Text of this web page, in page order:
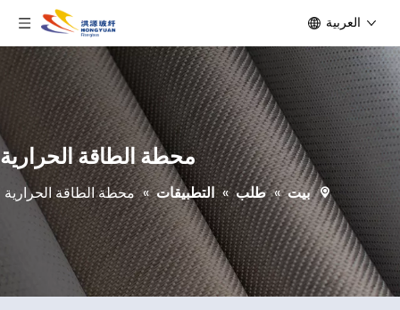
العربية
محطة الطاقة الحرارية
بيت » طلب » التطبيقات » محطة الطاقة الحرارية